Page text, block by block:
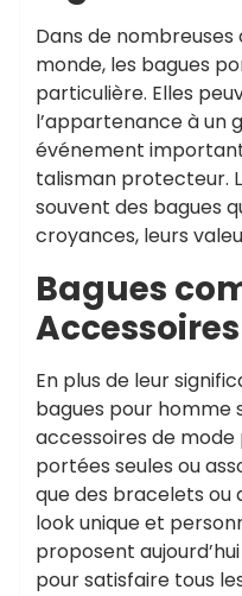
Dans de
monde, les bagues
particulière. Elles
l’appartenance à un
événement
talisman protecteur.
souvent des bagues
croyances, leurs
Bagues
En plus de leur
bagues pour homme
accessoires de
portées seules ou
que des bracelets ou
look unique et
proposent
pour satisfaire tous